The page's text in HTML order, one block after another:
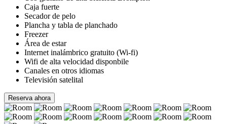
Caja fuerte
Secador de pelo
Plancha y tabla de planchado
Freezer
Área de estar
Internet inalámbrico gratuito (Wi-fi)
Wifi de alta velocidad disponbile
Canales en otros idiomas
Televisión satelital
Reserva ahora